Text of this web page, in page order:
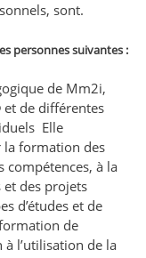
sont.
personnes suivantes :
de Mm2i,
de différentes
Elle
la formation des
compétences, à la
des projets
d’études et de
de
à l’utilisation de la